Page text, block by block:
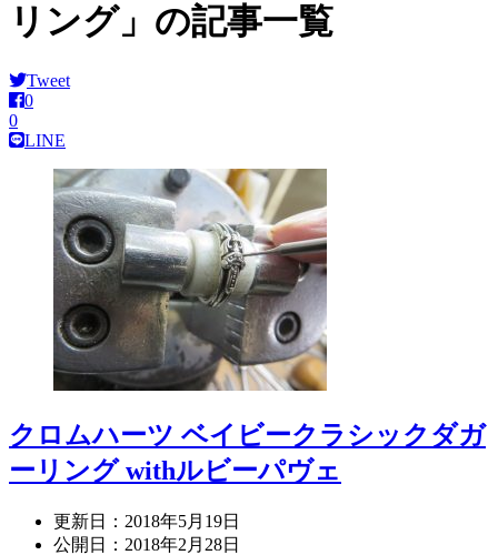
リング」の記事一覧
Tweet
0
0
LINE
クロムハーツ ベイビークラシックダガ
ーリング withルビーパヴェ
更新日： 2018年5月19日
公開日： 2018年2月28日